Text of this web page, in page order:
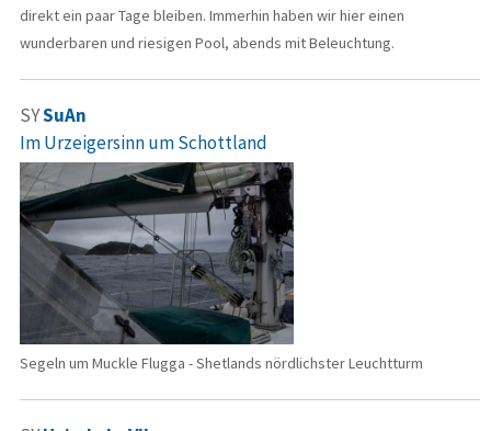
direkt ein paar Tage bleiben. Immerhin haben wir hier einen
wunderbaren und riesigen Pool, abends mit Beleuchtung.
SYSuAn
Im Urzeigersinn um Schottland
Segeln um Muckle Flugga - Shetlands nördlichster Leuchtturm